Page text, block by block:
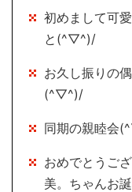
初めまして可
と(^▽^)/
お久し振りの
(^▽^)/
同期の親睦会
おめでとうご
美。ちゃんお